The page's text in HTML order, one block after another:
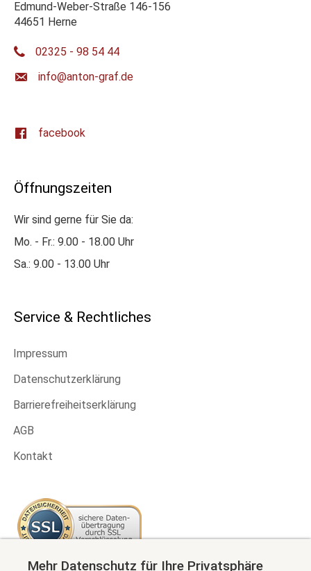
Edmund-Weber-Straße 146-156
44651 Herne
02325 - 98 54 44
ed.farg-notna@ofni
facebook
Öffnungszeiten
Wir sind gerne für Sie da:
Mo. - Fr.: 9.00 - 18.00 Uhr
Sa.: 9.00 - 13.00 Uhr
Service & Rechtliches
Impressum
Datenschutzerklärung
Barrierefreiheitserklärung
AGB
Kontakt
Mehr Datenschutz für Ihre Privatsphäre